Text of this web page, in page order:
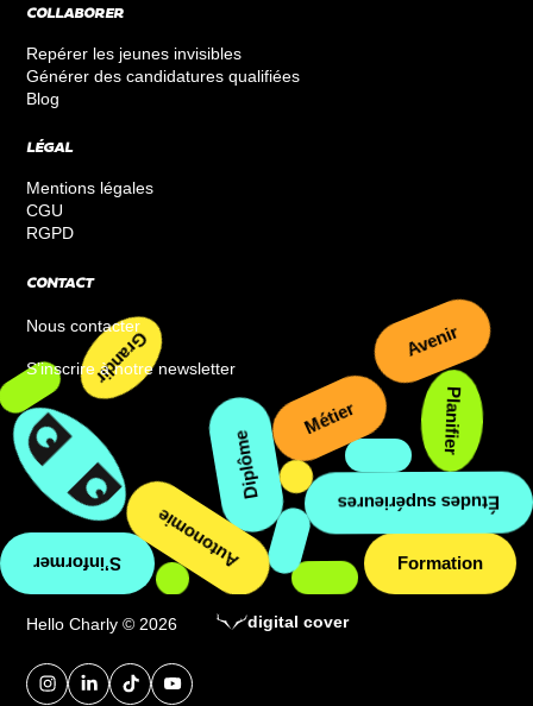
COLLABORER
Repérer les jeunes invisibles
Générer des candidatures qualifiées
Blog
LÉGAL
Mentions légales
CGU
RGPD
CONTACT
Nous contacter
S’inscrire à notre newsletter
Formation
Planifier
Diplôme
Avenir
Études supérieures
Métier
Grandir
S’informer Autonomie
Hello Charly © 2026 digital cover